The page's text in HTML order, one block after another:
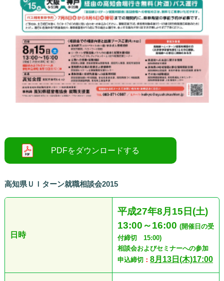
高知県ＵＩターン就職相談会2015
日時
平成27年8月15日(土)
13:00～16:00 (開催日の受
付締切 15:00)
相談会およびセミナーへの参加
申込締切 ： 8月13日(木)17:00